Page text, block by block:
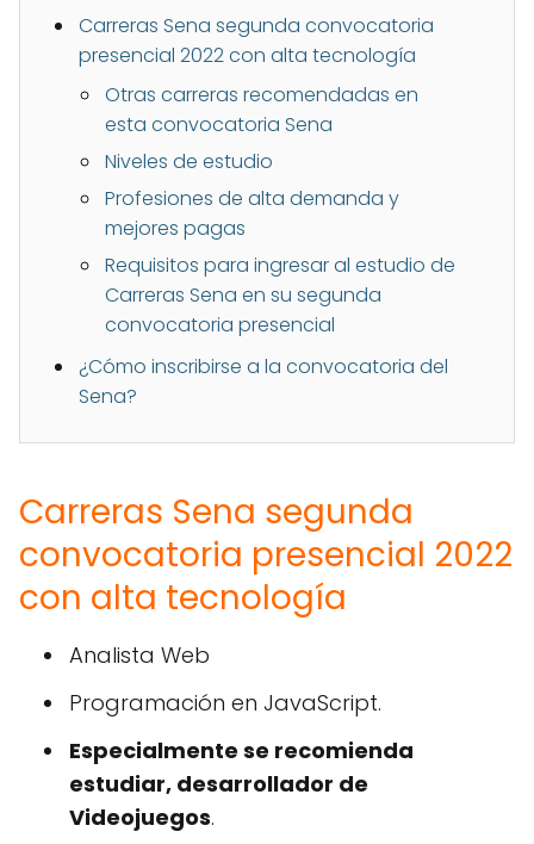
Carreras Sena segunda convocatoria
presencial 2022 con alta tecnología
Otras carreras recomendadas en
esta convocatoria Sena
Niveles de estudio
Profesiones de alta demanda y
mejores pagas
Requisitos para ingresar al estudio de
Carreras Sena en su segunda
convocatoria presencial
¿Cómo inscribirse a la convocatoria del
Sena?
Carreras Sena segunda
convocatoria presencial 2022
con alta tecnología
Analista Web
Programación en JavaScript.
Especialmente se recomienda
estudiar, desarrollador de
Videojuegos.